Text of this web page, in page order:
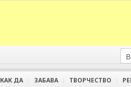
КАК ДА ЗАБАВА ТВОРЧЕСТВО